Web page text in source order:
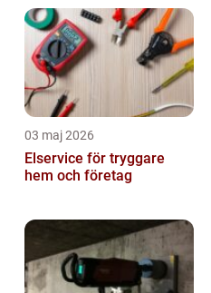
03 maj 2026
Elservice för tryggare
hem och företag